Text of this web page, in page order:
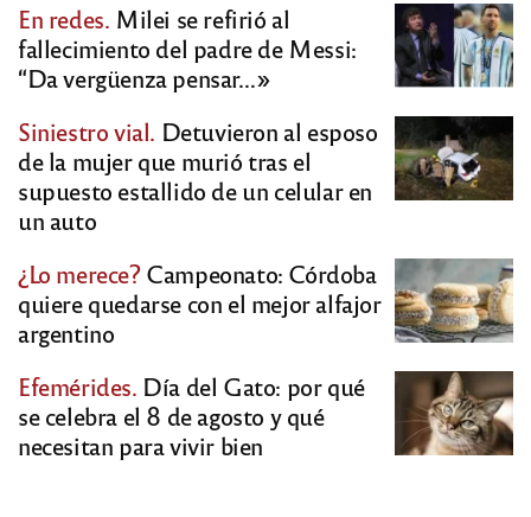
En redes. Milei se refirió al
fallecimiento del padre de Messi:
“Da vergüenza pensar…»
Siniestro vial. Detuvieron al esposo
de la mujer que murió tras el
supuesto estallido de un celular en
un auto
¿Lo merece?Campeonato: Córdoba
quiere quedarse con el mejor alfajor
argentino
Efemérides. Día del Gato: por qué
se celebra el 8 de agosto y qué
necesitan para vivir bien